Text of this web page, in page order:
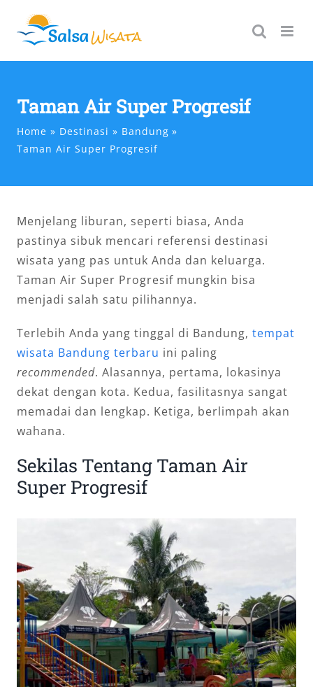
content
Taman Air Super Progresif
Home Destinasi
Bandung
Taman Air Super Progresif
Menjelang liburan, seperti biasa, Anda
pastinya sibuk mencari referensi destinasi
wisata yang pas untuk Anda dan keluarga.
Taman Air Super Progresif mungkin bisa
menjadi salah satu pilihannya.
Terlebih Anda yang tinggal di Bandung, tempat
wisata Bandung terbaru ini paling
recommended. Alasannya, pertama, lokasinya
dekat dengan kota. Kedua, fasilitasnya sangat
memadai dan lengkap. Ketiga, berlimpah akan
wahana.
Sekilas Tentang Taman Air
Super Progresif